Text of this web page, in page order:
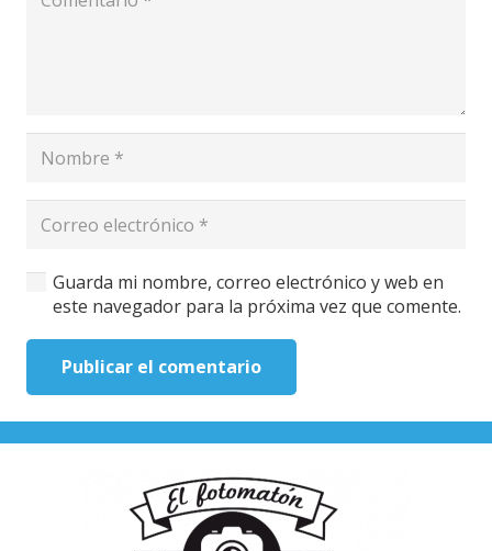
Guarda mi nombre, correo electrónico y web en
este navegador para la próxima vez que comente.
Publicar el comentario